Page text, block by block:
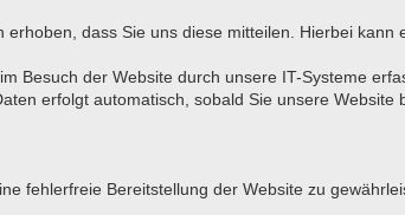
dass Sie uns diese mitteilen. Hierbei
Besuch der Website durch unsere IT-Systeme
erfolgt automatisch, sobald Sie unsere Website
fehlerfreie Bereitstellung der Website zu